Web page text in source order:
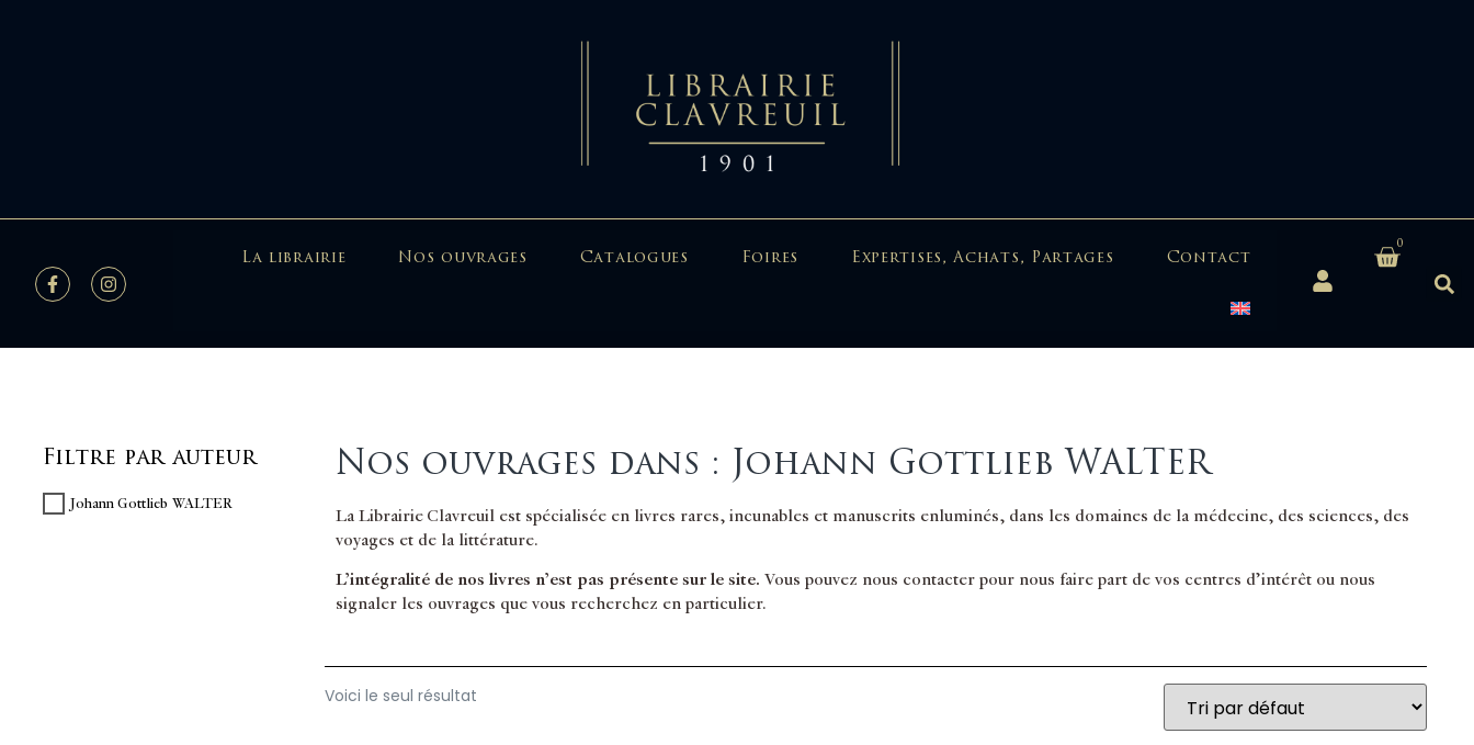
La librairie Nos ouvrages Catalogues Foires Expertises, Achats, Partages Contact
0
Filtre par auteur
Johann Gottlieb WALTER
Nos ouvrages dans : Johann Gottlieb WALTER
La Librairie Clavreuil est spécialisée en livres rares, incunables et manuscrits enluminés, dans les domaines de la médecine, des sciences, des
voyages et de la littérature.
L’intégralité de nos livres n’est pas présente sur le site. Vous pouvez nous contacter pour nous faire part de vos centres d’intérêt ou nous
signaler les ouvrages que vous recherchez en particulier.
Voici le seul résultat